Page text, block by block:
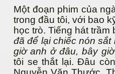
Một đoạn phim của
trong đầu tôi, với bao
học trò. Tiếng hát trầm
đã để lại chiếc nón
giờ anh ở đâu, bây
tôi se thắt lại. Đâu